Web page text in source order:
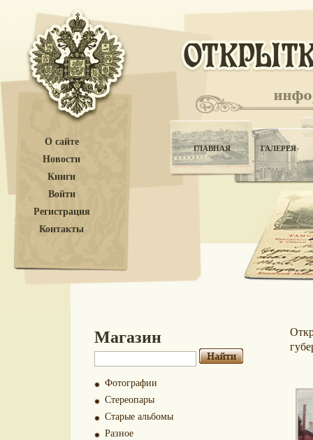
О сайте
Новости
Книги
Войти
Регистрация
Контакты
ГЛАВНАЯ ГАЛЕРЕЯ
Магазин
Фотографии
Стереопары
Старые альбомы
Разное